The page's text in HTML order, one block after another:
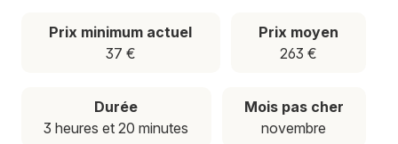
Prix minimum actuel
37 €
Prix moyen
263 €
Durée
3 heures et 20 minutes
Mois pas cher
novembre